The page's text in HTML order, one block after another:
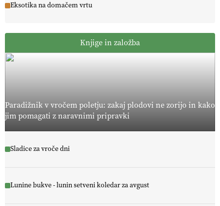
Eksotika na domačem vrtu
Knjige in založba
Paradižnik v vročem poletju: zakaj plodovi ne zorijo in kako
jim pomagati z naravnimi pripravki
Sladice za vroče dni
Lunine bukve - lunin setveni koledar za avgust